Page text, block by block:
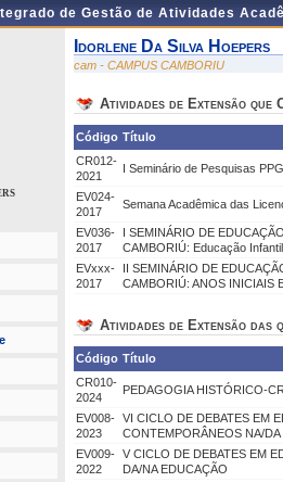
de Gestão de Atividades
Idorlene Da Silva Hoepers
cam - CAMPUS CAMBORIU
Atividades de Extensão que
Código Título
CR012-
2021
I Seminário de Pesquisas
EV024-
2017
Semana Acadêmica das
EV036-
2017
I SEMINÁRIO DE
CAMBORIÚ: Educação
EVxxx-
2017
II SEMINÁRIO DE
CAMBORIÚ: ANOS INICIAIS
Atividades de Extensão das
Código Título
CR010-
2024
PEDAGOGIA HISTÓRICO-
EV008-
2023
VI CICLO DE DEBATES EM
CONTEMPORÂNEOS NA/
EV009-
2022
V CICLO DE DEBATES EM
DA/NA EDUCAÇÃO